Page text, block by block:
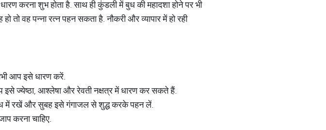
करना शुभ होता है. साथ ही कुंडली में बुध की महादशा होने पर भी
वह पन्ना रत्न पहन सकता है. नौकरी और व्यापार में हो रही
आप इसे धारण करें.
इसे ज्येष्ठा, आश्लेषा और रेवती नक्षत्र में धारण कर सकते हैं.
में रखें और सुबह इसे गंगाजल से शुद्ध करके पहन लें.
करना चाहिए.